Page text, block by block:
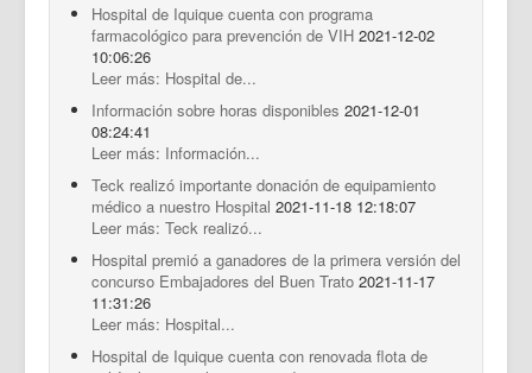
Hospital de Iquique cuenta con programa
farmacológico para prevención de VIH 2021-12-02
10:06:26
Leer más: Hospital de...
Información sobre horas disponibles 2021-12-01
08:24:41
Leer más: Información...
Teck realizó importante donación de equipamiento
médico a nuestro Hospital 2021-11-18 12:18:07
Leer más: Teck realizó...
Hospital premió a ganadores de la primera versión del
concurso Embajadores del Buen Trato 2021-11-17
11:31:26
Leer más: Hospital...
Hospital de Iquique cuenta con renovada flota de